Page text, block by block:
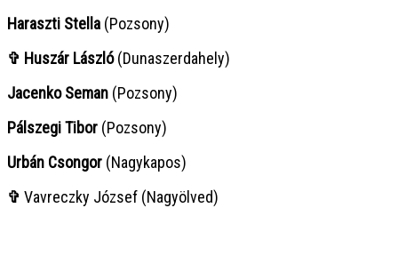
Haraszti Stella (Pozsony)
✞ Huszár László(Dunaszerdahely)
Jacenko Seman (Pozsony)
Pálszegi Tibor (Pozsony)
Urbán Csongor (Nagykapos)
✞ Vavreczky József (Nagyölved)